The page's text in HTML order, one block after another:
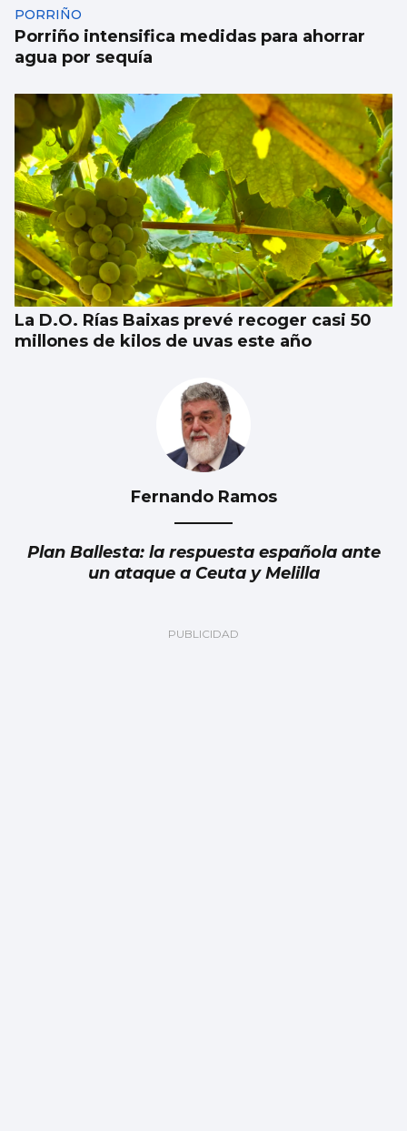
PORRIÑO
Porriño intensifica medidas para ahorrar
agua por sequía
La D.O. Rías Baixas prevé recoger casi 50
millones de kilos de uvas este año
Fernando Ramos
Plan Ballesta: la respuesta española ante
un ataque a Ceuta y Melilla